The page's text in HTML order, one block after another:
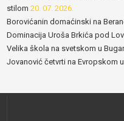
stilom 20. 07. 2026.
Borovićanin domaćinski na
Dominacija Uroša Brkića pod
Velika škola na svetskom u
Jovanović četvrti na Evropskom